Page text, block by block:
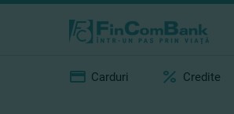
Carduri Credite